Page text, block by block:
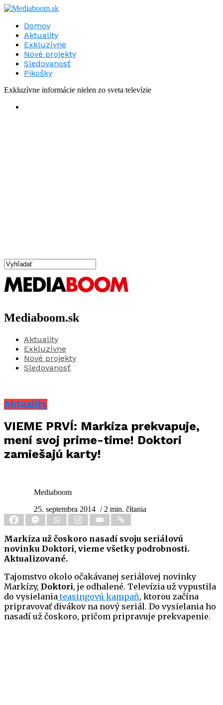
Domov
Aktuality
Exkluzívne
Nové projekty
Sledovanosť
Pikošky
Exkluzívne informácie nielen zo sveta televízie
Mediaboom.sk
Aktuality
Exkluzívne
Nové projekty
Sledovanosť
Aktuality
VIEME PRVÍ: Markíza prekvapuje,
mení svoj prime-time! Doktori
zamiešajú karty!
Mediaboom
25. septembra 2014 / 2 min. čítania
Markíza už čoskoro nasadí svoju seriálovú
novinku Doktori, vieme všetky podrobnosti.
Aktualizované.
Tajomstvo okolo očakávanej seriálovej novinky
Markízy, Doktori, je odhalené. Televízia už vypustila
do vysielaniateasingovú kampaň, ktorou začína
pripravovať divákov na nový seriál. Do vysielania ho
nasadí už čoskoro, pričom pripravuje prekvapenie.